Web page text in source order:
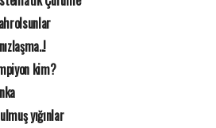
kim?
yığınlar